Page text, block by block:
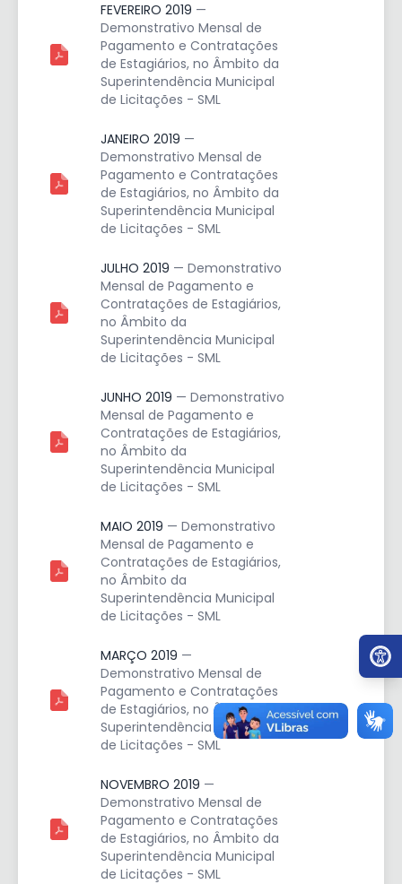
FEVEREIRO 2019 —
Demonstrativo Mensal de
Pagamento e Contratações
de Estagiários, no Âmbito da
Superintendência Municipal
de Licitações - SML
JANEIRO 2019 —
Demonstrativo Mensal de
Pagamento e Contratações
de Estagiários, no Âmbito da
Superintendência Municipal
de Licitações - SML
JULHO 2019 — Demonstrativo
Mensal de Pagamento e
Contratações de Estagiários,
no Âmbito da
Superintendência Municipal
de Licitações - SML
JUNHO 2019 — Demonstrativo
Mensal de Pagamento e
Contratações de Estagiários,
no Âmbito da
Superintendência Municipal
de Licitações - SML
MAIO 2019 — Demonstrativo
Mensal de Pagamento e
Contratações de Estagiários,
no Âmbito da
Superintendência Municipal
de Licitações - SML
MARÇO 2019 —
Demonstrativo Mensal de
Pagamento e Contratações
de Estagiários, no Âmbito da
Superintendência Municipal
de Licitações - SML
NOVEMBRO 2019 —
Demonstrativo Mensal de
Pagamento e Contratações
de Estagiários, no Âmbito da
Superintendência Municipal
de Licitações - SML
Ir